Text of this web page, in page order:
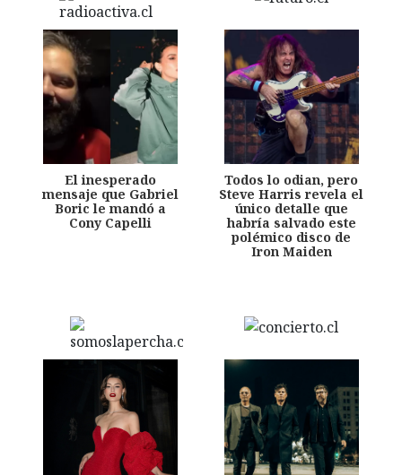
El inesperado
mensaje que Gabriel
Boric le mandó a
Cony Capelli
Todos lo odian, pero
Steve Harris revela el
único detalle que
habría salvado este
polémico disco de
Iron Maiden